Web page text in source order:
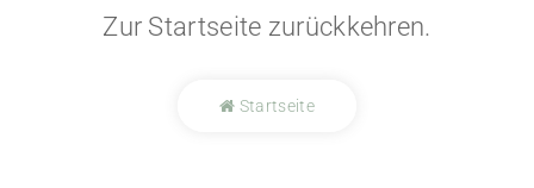
Zur Startseite zurückkehren.
Startseite